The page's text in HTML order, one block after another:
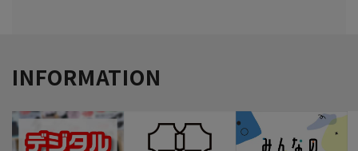
INFORMATION